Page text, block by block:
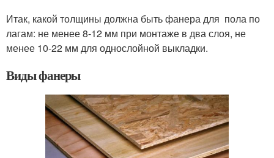
Итак, какой толщины должна быть фанера для пола по
лагам: не менее 8-12 мм при монтаже в два слоя, не
менее 10-22 мм для однослойной выкладки.
Виды фанеры